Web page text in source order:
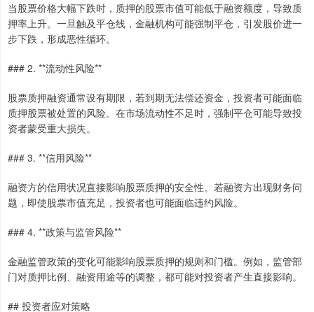
当股票价格大幅下跌时，质押的股票市值可能低于融资额度，导致质
押率上升。一旦触及平仓线，金融机构可能强制平仓，引发股价进一
步下跌，形成恶性循环。
### 2. **流动性风险**
股票质押融资通常设有期限，若到期无法偿还资金，投资者可能面临
质押股票被处置的风险。在市场流动性不足时，强制平仓可能导致投
资者蒙受重大损失。
### 3. **信用风险**
融资方的信用状况直接影响股票质押的安全性。若融资方出现财务问
题，即使股票市值充足，投资者也可能面临违约风险。
### 4. **政策与监管风险**
金融监管政策的变化可能影响股票质押的规则和门槛。例如，监管部
门对质押比例、融资用途等的调整，都可能对投资者产生直接影响。
## 投资者应对策略